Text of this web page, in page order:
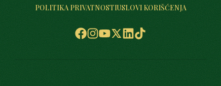
POLITIKA PRIVATNOSTIUSLOVI KORIŠĆENJA